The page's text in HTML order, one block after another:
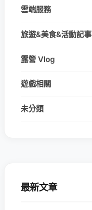
雲端服務
旅遊&美食&活動記事
露營 Vlog
遊戲相關
未分類
最新文章